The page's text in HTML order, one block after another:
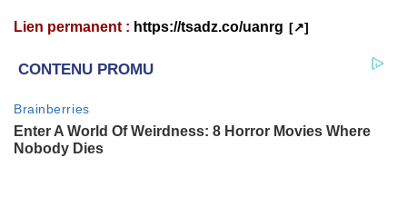
Lien permanent : https://tsadz.co/uanrg